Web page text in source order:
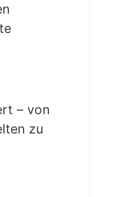
– von
zu